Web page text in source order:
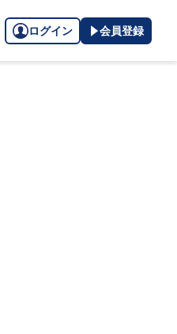
ログイン 会員登録